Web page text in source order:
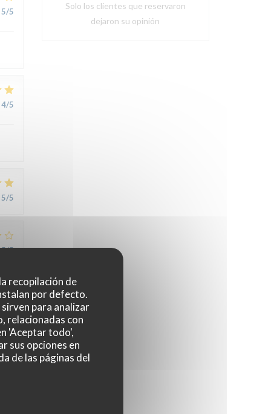
recopilación de
por defecto.
para analizar
relacionadas con
'Aceptar todo',
sus opciones en
de las páginas del
5/5
4/5
5/5
5/5
/5
4/5
Solo los clientes que reservaron
dejaron su opinión